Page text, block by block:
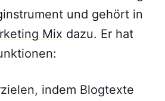
und gehört in
Mix dazu. Er hat
indem Blogtexte